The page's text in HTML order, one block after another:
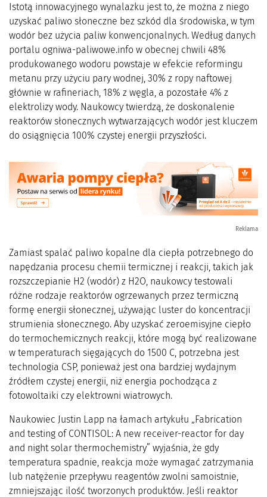
Istotą innowacyjnego wynalazku jest to, że można z niego
uzyskać paliwo słoneczne bez szkód dla środowiska, w tym
wodór bez użycia paliw konwencjonalnych. Według danych
portalu ogniwa-paliwowe.info w obecnej chwili 48%
produkowanego wodoru powstaje w efekcie reformingu
metanu przy użyciu pary wodnej, 30% z ropy naftowej
głównie w rafineriach, 18% z węgla, a pozostałe 4% z
elektrolizy wody. Naukowcy twierdzą, że doskonalenie
reaktorów słonecznych wytwarzających wodór jest kluczem
do osiągnięcia 100% czystej energii przyszłości.
Reklama
Zamiast spalać paliwo kopalne dla ciepła potrzebnego do
napędzania procesu chemii termicznej i reakcji, takich jak
rozszczepianie H2 (wodór) z H2O, naukowcy testowali
różne rodzaje reaktorów ogrzewanych przez termiczną
formę energii słonecznej, używając luster do koncentracji
strumienia słonecznego. Aby uzyskać zeroemisyjne ciepło
do termochemicznych reakcji, które mogą być realizowane
w temperaturach sięgających do 1500 C, potrzebna jest
technologia CSP, ponieważ jest ona bardziej wydajnym
źródłem czystej energii, niż energia pochodząca z
fotowoltaiki czy elektrowni wiatrowych.
Naukowiec Justin Lapp na łamach artykułu „Fabrication
and testing of CONTISOL: A new receiver-reactor for day
and night solar thermochemistry” wyjaśnia, że gdy
temperatura spadnie, reakcja może wymagać zatrzymania
lub natężenie przepływu reagentów zwolni samoistnie,
zmniejszając ilość tworzonych produktów. Jeśli reaktor